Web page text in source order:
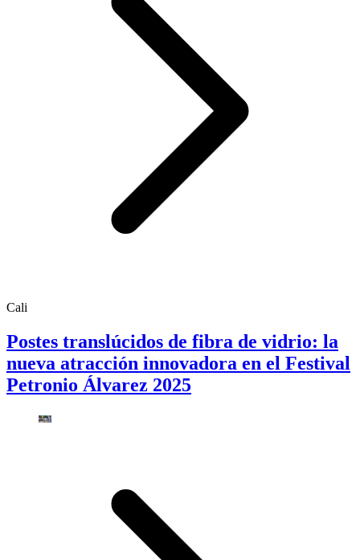
Cali
Postes translúcidos de fibra de vidrio: la
nueva atracción innovadora en el Festival
Petronio Álvarez 2025